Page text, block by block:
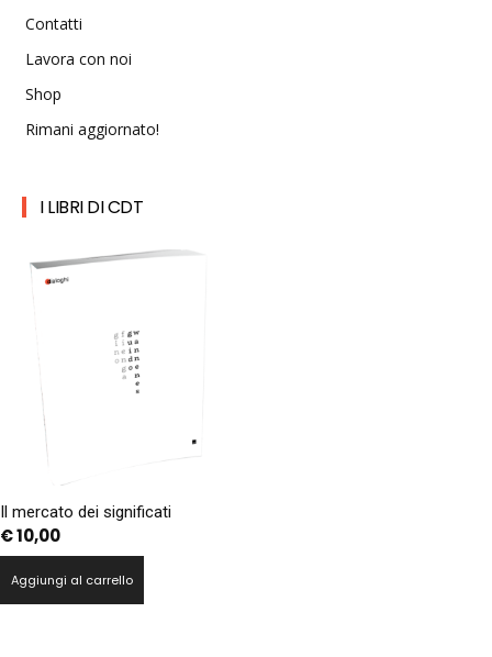
Contatti
Lavora con noi
Shop
Rimani aggiornato!
I LIBRI DI CDT
Il mercato dei significati
€10,00
Aggiungi al carrello